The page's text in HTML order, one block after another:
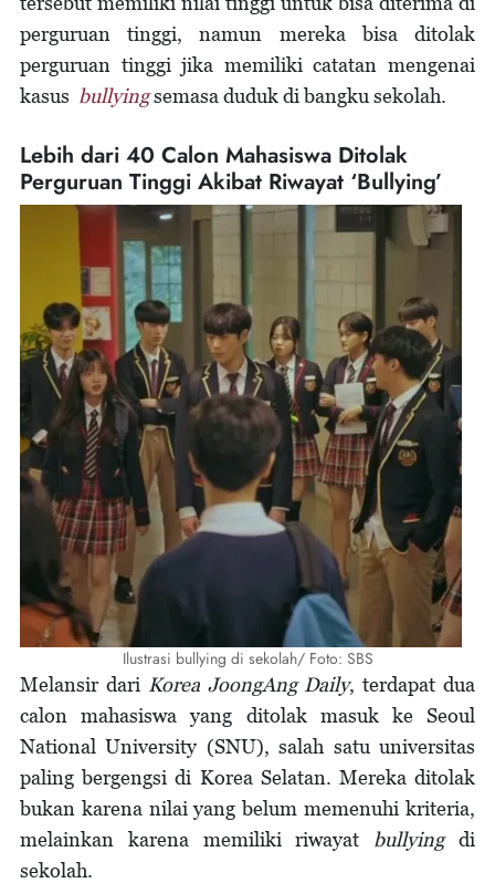
perguruan tinggi, namun mereka bisa ditolak
perguruan tinggi jika memiliki catatan mengenai
kasus bullyingsemasa duduk di bangku sekolah.
Lebih dari 40 Calon Mahasiswa Ditolak
Perguruan Tinggi Akibat Riwayat ‘Bullying’
Ilustrasi bullying di sekolah/ Foto: SBS
Melansir dari Korea JoongAng Daily, terdapat dua
calon mahasiswa yang ditolak masuk ke Seoul
National University (SNU), salah satu universitas
paling bergengsi di Korea Selatan. Mereka ditolak
bukan karena nilai yang belum memenuhi kriteria,
melainkan karena memiliki riwayat bullyingdi
sekolah.